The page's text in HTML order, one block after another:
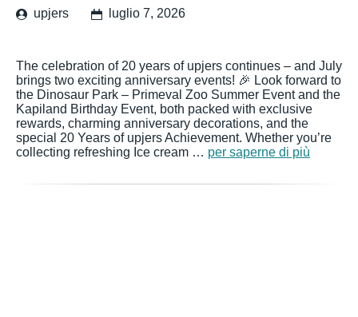
upjers luglio 7, 2026
The celebration of 20 years of upjers continues – and July
brings two exciting anniversary events! 🎉 Look forward to
the Dinosaur Park – Primeval Zoo Summer Event and the
Kapiland Birthday Event, both packed with exclusive
rewards, charming anniversary decorations, and the
special 20 Years of upjers Achievement. Whether you’re
collecting refreshing Ice cream … per saperne di più